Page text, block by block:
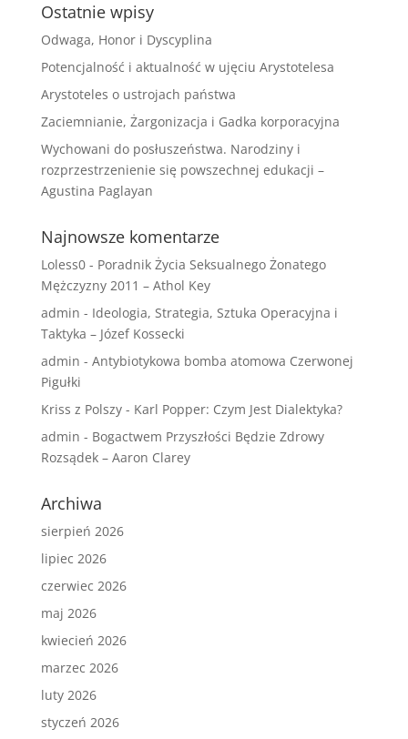
Ostatnie wpisy
Odwaga, Honor i Dyscyplina
Potencjalność i aktualność w ujęciu Arystotelesa
Arystoteles o ustrojach państwa
Zaciemnianie, Żargonizacja i Gadka korporacyjna
Wychowani do posłuszeństwa. Narodziny i
rozprzestrzenienie się powszechnej edukacji –
Agustina Paglayan
Najnowsze komentarze
Loless0- Poradnik Życia Seksualnego Żonatego
Mężczyzny 2011 – Athol Key
admin - Ideologia, Strategia, Sztuka Operacyjna i
Taktyka – Józef Kossecki
admin - Antybiotykowa bomba atomowa Czerwonej
Pigułki
Kriss z Polszy- Karl Popper: Czym Jest Dialektyka?
admin - Bogactwem Przyszłości Będzie Zdrowy
Rozsądek – Aaron Clarey
Archiwa
sierpień 2026
lipiec 2026
czerwiec 2026
maj 2026
kwiecień 2026
marzec 2026
luty 2026
styczeń 2026